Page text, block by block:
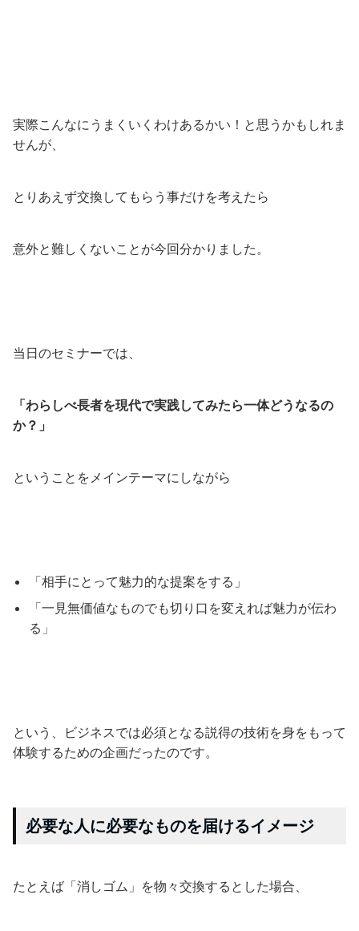
実際こんなにうまくいくわけあるかい！と思うかもしれま
せんが、
とりあえず交換してもらう事だけを考えたら
意外と難しくないことが今回分かりました。
当日のセミナーでは、
「わらしべ長者を現代で実践してみたら一体どうなるの
か？」
ということをメインテーマにしながら
「相手にとって魅力的な提案をする」
「一見無価値なものでも切り口を変えれば魅力が伝わ
る」
という、ビジネスでは必須となる説得の技術を身をもって
体験するための企画だったのです。
必要な人に必要なものを届けるイメージ
たとえば「消しゴム」を物々交換するとした場合、